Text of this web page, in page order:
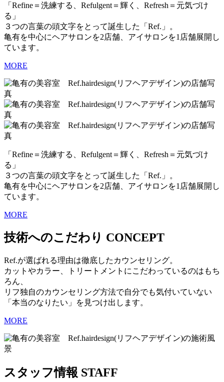
「Refine＝洗練する、Refulgent＝輝く、Refresh＝元気づけ
る」
３つの言葉の頭文字をとって誕生した「Ref.」。
亀有を中心にヘアサロンを2店舗、アイサロンを1店舗展開し
ています。
MORE
「Refine＝洗練する、Refulgent＝輝く、Refresh＝元気づけ
る」
３つの言葉の頭文字をとって誕生した「Ref.」。
亀有を中心にヘアサロンを2店舗、アイサロンを1店舗展開し
ています。
MORE
技術へのこだわり CONCEPT
Ref.が選ばれる理由は徹底したカウンセリング。
カットやカラー、トリートメントにこだわっているのはもち
ろん、
リフ独自のカウンセリング方法で自分でも気付いていない
「本当のなりたい」を見つけ出します。
MORE
スタッフ情報 STAFF